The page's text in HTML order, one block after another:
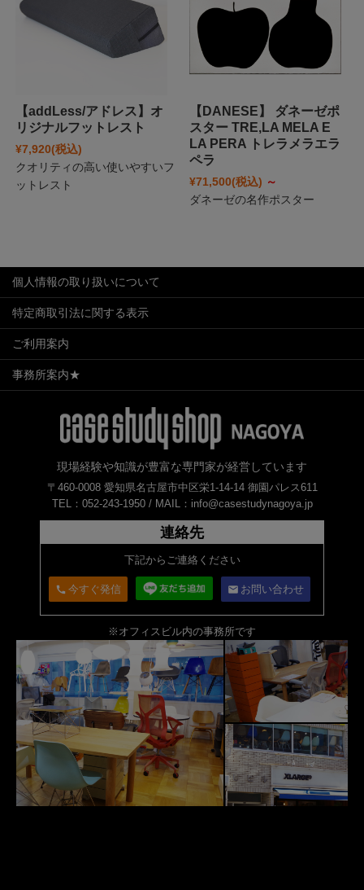
【addLess/アドレス】オ
リジナルフットレスト
¥7,920(税込)
クオリティの高い使いやすいフ
ットレスト
【DANESE】 ダネーゼポ
スター TRE,LA MELA E
LA PERA トレラメラエラ
ペラ
¥71,500(税込) ～
ダネーゼの名作ポスター
個人情報の取り扱いについて
特定商取引法に関する表示
ご利用案内
事務所案内★
現場経験や知識が豊富な専門家が経営しています
〒460-0008 愛知県名古屋市中区栄1-14-14 御園パレス611
TEL：052-243-1950 / MAIL：info@casestudynagoya.jp
連絡先
下記からご連絡ください
call 今すぐ発信 email お問い合わせ
※オフィスビル内の事務所です